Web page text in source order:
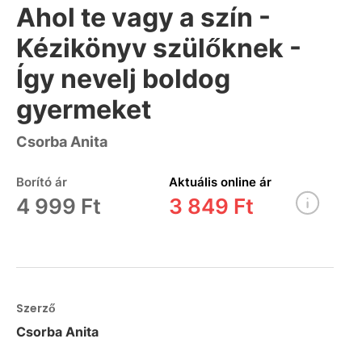
Ahol te vagy a szín -
Kézikönyv szülőknek -
Így nevelj boldog
gyermeket
Csorba Anita
Borító ár
4 999 Ft
Aktuális online ár
3 849 Ft
Szerző
Csorba Anita